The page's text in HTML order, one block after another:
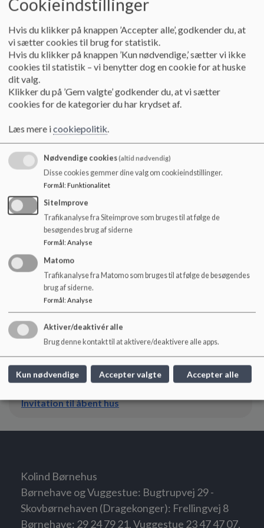
dialog med stor respekt for det enkelte barn. Vi har fokus på
det enkelte barns motiv og hjælper det på vej videre. Vi har en
stor opmærksomhed på venskaber, fællesskaber og
relationsarbejde. Vi vægter samarbejdet højt mellem
vuggestue og børnehave, så der skabes en glidende overgang
for børnene.
Kolind Børnehus er normeret til 36 vuggestuebørn og
80 børnehavebørn + de kommende skolebørn (Dragekonger)
Det sidste år børnene går i børnehave hedder de
Dragekonger og er i en Skovbørnehave på Frellingvej 8.
NYT:
Invitation til åbent hus for skolestartere på Kolind
Skole.
klik på nedenstående link "Invitation til åbent hus" for at
åbne på dit device.
Oplever du problemer med AULA?
Den Digitale Hotline kan muligvis hjælpe dig.
Ring på tlf.70 20 00 00
Dokumenter
Introduktion til AULA
Invitation til åbent hus
Kolind Børnehus
Børnehave og Vuggestue: Bugtrupvej 29 -
Skovbørnehaven (Dragekonger): Frellingvej 8
Børnehave: 29 24 79 21, Vuggestue 23 47 47 07,
Cookieindstillinger
Hvis du klikker på knappen ’Accepter alle’, godkender du, at
vi sætter cookies til brug for statistik.
Hvis du klikker på knappen ’Kun nødvendige,’ sætter vi ikke
cookies til statistik – vi benytter dog en cookie for at huske
dit valg.
Klikker du på ’Gem valgte’ godkender du, at vi sætter
cookies for de kategorier du har krydset af.
Læs mere icookiepolitik.
Nødvendige cookies(altid nødvendig)
Disse cookies gemmer dine valg om cookieindstillinger.
Formål: Funktionalitet
SiteImprove
Trafikanalyse fra Siteimprove som bruges til at følge de
besøgendes brug af siderne
Formål : Analyse
Matomo
Trafikanalyse fra Matomo som bruges til at følge de besøgendes
brug af siderne.
Formål: Analyse
Aktiver/deaktivér alle
Brug denne kontakt til at aktivere/deaktivere alle apps.
Kun nødvendige Accepter valgte Accepter alle